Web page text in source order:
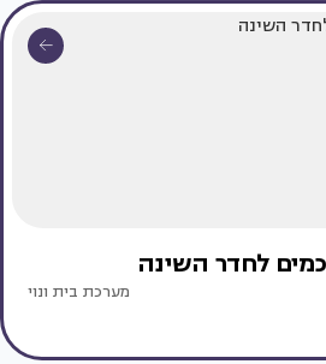
לחדר השינה
מערכת בית ונוי